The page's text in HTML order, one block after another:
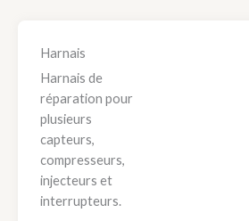
Harnais
Harnais de
réparation pour
plusieurs
capteurs,
compresseurs,
injecteurs et
interrupteurs.